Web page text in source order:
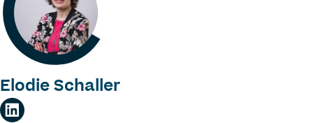
Elodie Schaller